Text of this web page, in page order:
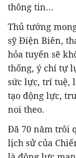
thông tin…
Thủ tướng
sỹ Điện Biên,
hỏa tuyến sẽ
thống, ý chí tự
sức lực, trí tuệ,
tạo động lực,
noi theo.
Ðã 70 năm trôi
lịch sử của